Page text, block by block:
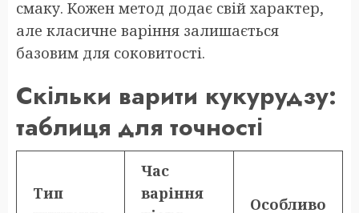
смаку. Кожен метод додає свій характер,
але класичне варіння залишається
базовим для соковитості.
Скільки варити кукурудзу:
таблиця для точності
Тип
Час
варіння
Особливо